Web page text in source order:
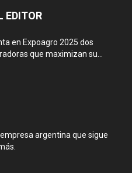
EDITOR
en Expoagro 2025 dos
que maximizan su...
argentina que sigue